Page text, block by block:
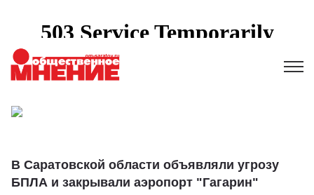
В Саратовской области объявляли угрозу
БПЛА и закрывали аэропорт "Гагарин"